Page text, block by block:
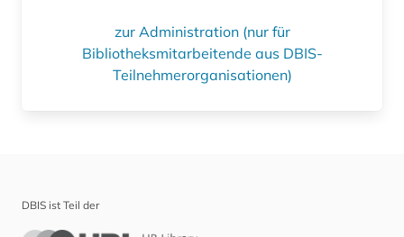
zur Administration (nur für
Bibliotheksmitarbeitende aus DBIS-
Teilnehmerorganisationen)
DBIS ist Teil der